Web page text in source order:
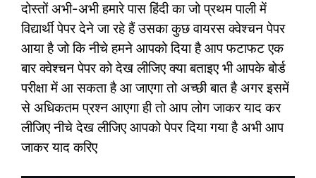
दोस्तों अभी-अभी हमारे पास हिंदी का जो प्रथम पाली में
विद्यार्थी पेपर देने जा रहे हैं उसका कुछ वायरस क्वेश्चन पेपर
आया है जो कि नीचे हमने आपको दिया है आप फटाफट एक
बार क्वेश्चन पेपर को देख लीजिए क्या बताइए भी आपके बोर्ड
परीक्षा में आ सकता है आ जाएगा तो अच्छी बात है अगर इसमें
से अधिकतम प्रश्न आएगा ही तो आप लोग जाकर याद कर
लीजिए नीचे देख लीजिए आपको पेपर दिया गया है अभी आप
जाकर याद करिए